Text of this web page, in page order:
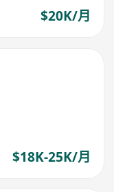
$20K/月
$18K-25K/月